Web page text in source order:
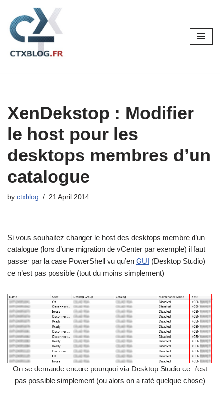
Skip
to
content
XenDekstop : Modifier
le host pour les
desktops membres d’un
catalogue
by ctxblog 21 April 2014
Si vous souhaitez changer le host des desktops membre d’un
catalogue (lors d’une migration de vCenter par exemple) il faut
passer par la case PowerShell vu qu’en GUI (Desktop Studio)
ce n’est pas possible (tout du moins simplement).
On se demande encore pourquoi via Desktop Studio ce n’est
pas possible simplement (ou alors on a raté quelque chose)